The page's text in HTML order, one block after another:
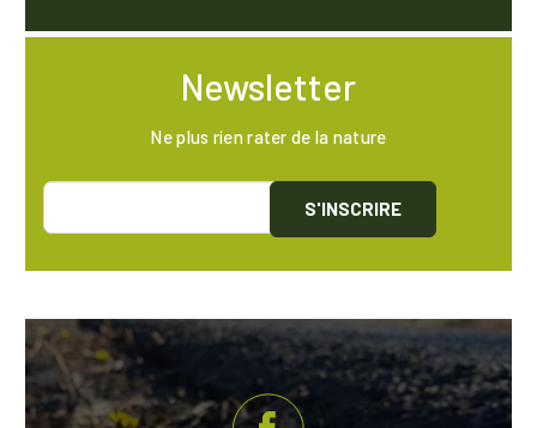
Newsletter
Ne plus rien rater de la nature
S'INSCRIRE